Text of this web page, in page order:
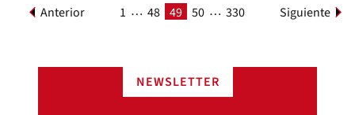
Anterior 1 … 48 49 50 … 330 Siguiente
NEWSLETTER